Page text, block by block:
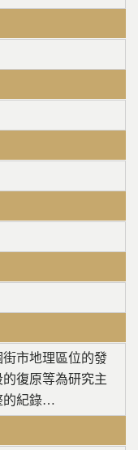
市地理區位的發
復原等為研究主
的紀錄…